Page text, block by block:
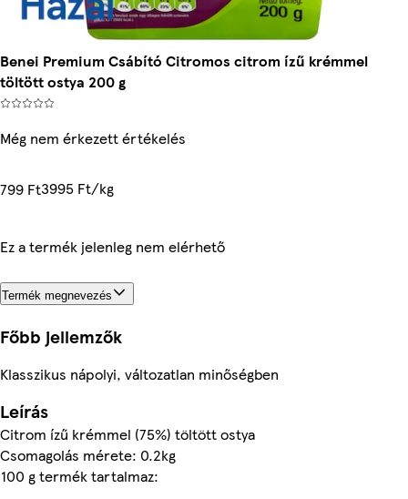
Benei Premium Csábító Citromos citrom ízű krémmel
töltött ostya 200 g
Még nem érkezett értékelés
799 Ft3995 Ft/kg
Ez a termék jelenleg nem elérhető
Termék megnevezés
Főbb jellemzők
Klasszikus nápolyi, változatlan minőségben
Leírás
Citrom ízű krémmel (75%) töltött ostya
Csomagolás mérete: 0.2kg
100 g termék tartalmaz: